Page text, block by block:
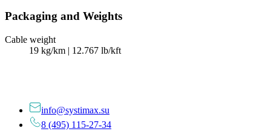
Packaging and Weights
Cable weight
19 kg/km | 12.767 lb/kft
info@systimax.su
8 (495) 115-27-34